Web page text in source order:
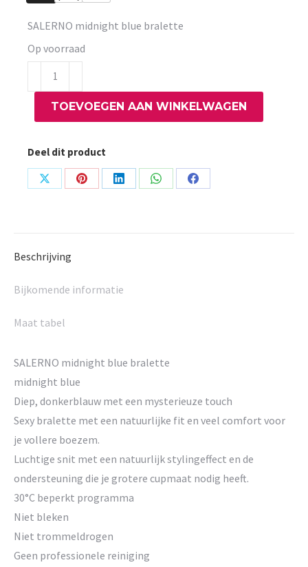
SALERNO midnight blue bralette
Op voorraad
SALERNO
midnight
aantal
TOEVOEGEN AAN WINKELWAGEN
Deel dit product
Share
Share
Share
Share
Share
Beschrijving
Bijkomende informatie
Maat tabel
SALERNO midnight blue bralette
midnight blue
Diep, donkerblauw met een mysterieuze touch
Sexy bralette met een natuurlijke fit en veel comfort voor
je vollere boezem.
Luchtige snit met een natuurlijk stylingeffect en de
ondersteuning die je grotere cupmaat nodig heeft.
30°C beperkt programma
Niet bleken
Niet trommeldrogen
Geen professionele reiniging